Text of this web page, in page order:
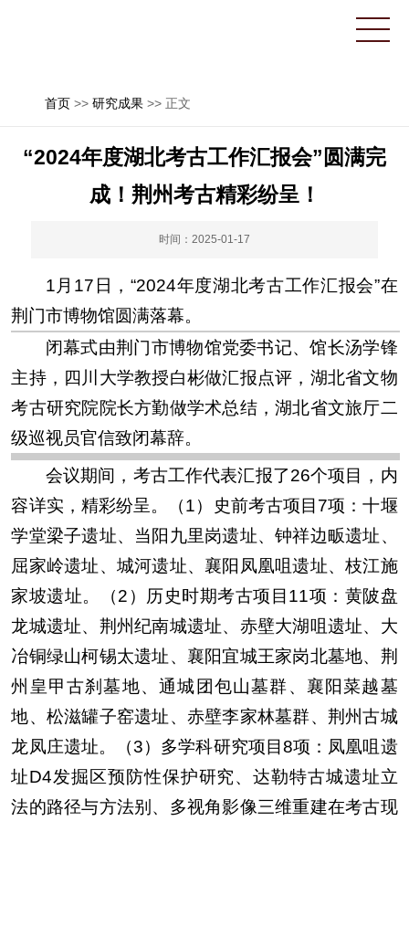
>>研究成果>> 正文
“2024年度湖北考古工作汇报会”圆满完
成！荆州考古精彩纷呈！
时间：2025-01-17
1月17日，“2024年度湖北考古工作汇报会”在
荆门市博物馆圆满落幕。
闭幕式由荆门市博物馆党委书记、馆长汤学锋
主持，四川大学教授白彬做汇报点评，湖北省文物
考古研究院院长方勤做学术总结，湖北省文旅厅二
级巡视员官信致闭幕辞。